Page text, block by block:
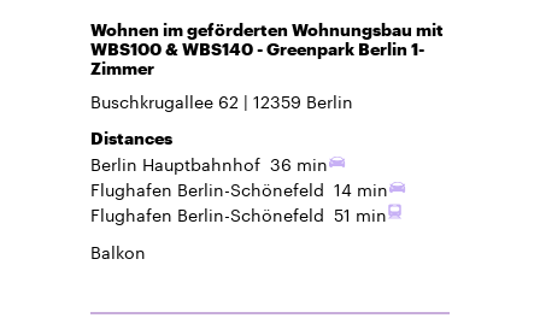
Wohnen im geförderten Wohnungsbau mit
WBS100 & WBS140 - Greenpark Berlin 1-
Zimmer
Buschkrugallee 62 12359 Berlin
Distances
Berlin Hauptbahnhof 36 min
Flughafen Berlin-Schönefeld 14 min
Flughafen Berlin-Schönefeld 51 min
Balkon